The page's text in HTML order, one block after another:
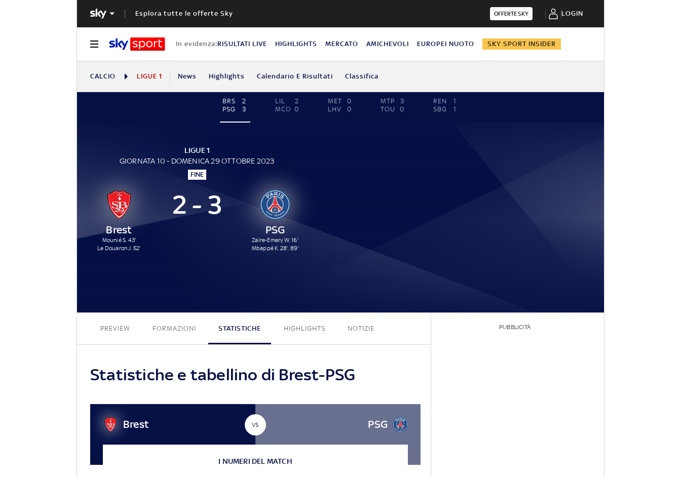
Esplora tutte le offerte Sky OFFERTE SKY LOGIN
In evidenza:RISULTATI LIVE HIGHLIGHTS MERCATO AMICHEVOLI EUROPEI NUOTO SKY SPORT INSIDER
CALCIO LIGUE 1 News Highlights Calendario E Risultati Classifica
BRS
2
PSG
3
LIL
2
MCO 0
MET
0
LHV
0
MTP
3
TOU
0
REN
1
SBG
1
LIGUE 1
GIORNATA 10 - DOMENICA 29 OTTOBRE 2023
FINE
Brest
Mounié S. 43'
Le Douaron J. 52'
2 - 3
PSG
Zaïre-Emery W. 16'
Mbappé K. 28', 89'
PREVIEW FORMAZIONI STATISTICHE HIGHLIGHTS NOTIZIE
Statistiche e tabellino di Brest-PSG
Brest VS PSG
I NUMERI DEL MATCH
PUBBLICITÀ